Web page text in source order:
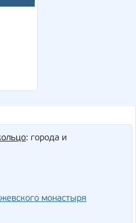
: города и
монастыря